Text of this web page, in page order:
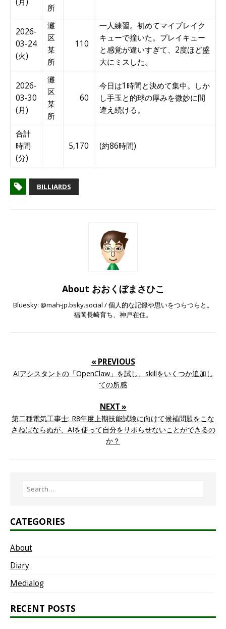
所
2026-
03-24
(火)
灘
区
某
所
110
一人練習。初めてマイブレイク
キューで撞いた。プレイキュー
と感覚が違いすぎて、2度ほど盛
大にミスした。
2026-
03-30
(月)
灘
区
某
所
60
今日は1時間と決めて集中。しか
し手玉と的球の厚みを微妙に間
違え続ける。
合計
時間
(分)
5,170 (約86時間)
BILLIARDS
About おおくぼまさひこ
Bluesky: @mah-jp.bsky.social / 個人的な記録や思いをつらつらと。
福岡長崎育ち、神戸在住。
« PREVIOUS
AIアシスタントの「OpenClaw」を試し、skillをいくつか追加し
ての所感
NEXT »
第二種電気工事士: R8年度上期技能試験に向けて候補問題をこな
さねばならぬが、AIを使って自分をサボらせないことができるの
か？
CATEGORIES
About
Diary
Medialog
RECENT POSTS